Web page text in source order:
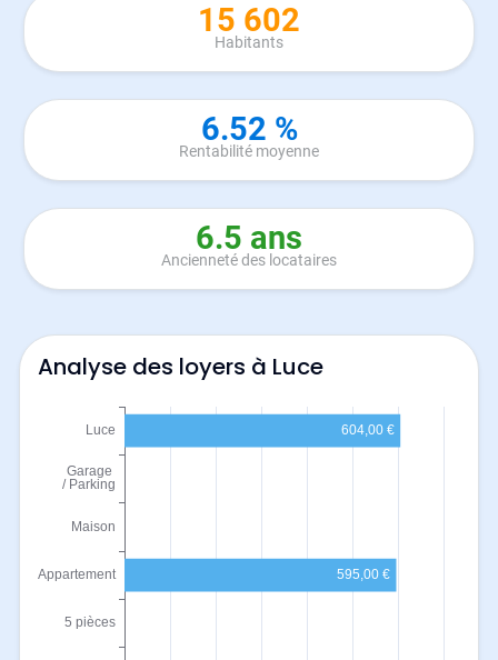
15 602
Habitants
6.52 %
Rentabilité moyenne
6.5 ans
Ancienneté des locataires
Analyse des loyers à Luce